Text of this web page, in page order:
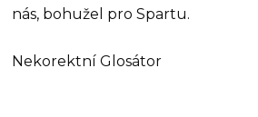
nás, bohužel pro Spartu.
Nekorektní Glosátor